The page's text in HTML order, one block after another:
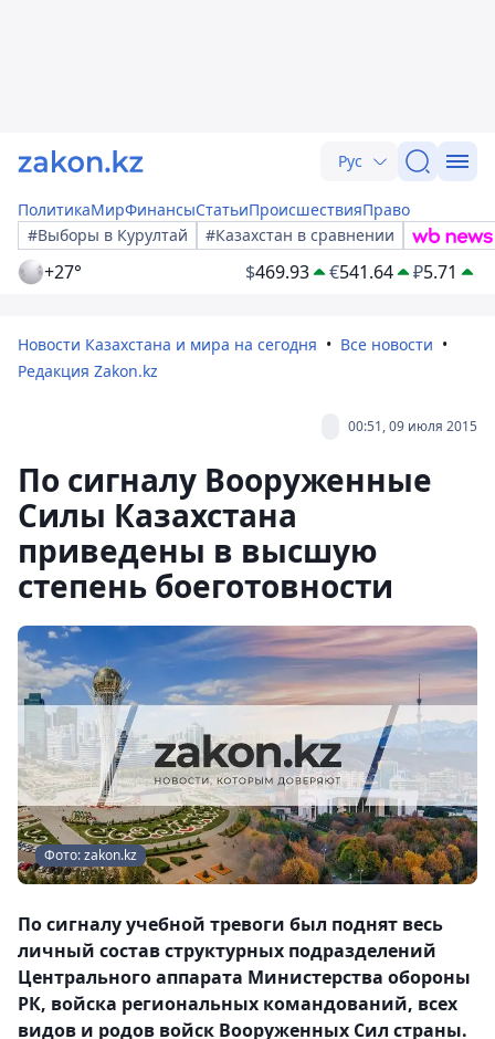
Рус
ПолитикаМирФинансыСтатьиПроисшествияПраво
#Выборы в Курултай
#Казахстан в сравнении
+27° $469.93 €541.64 ₽5.71
Новости Казахстана и мира на сегодня
Все новости
Редакция Zakon.kz
00:51, 09 июля 2015
По сигналу Вооруженные
Силы Казахстана
приведены в высшую
степень боеготовности
Фото: zakon.kz
По сигналу учебной тревоги был поднят весь
личный состав структурных подразделений
Центрального аппарата Министерства обороны
РК, войска региональных командований, всех
видов и родов войск Вооруженных Сил страны.